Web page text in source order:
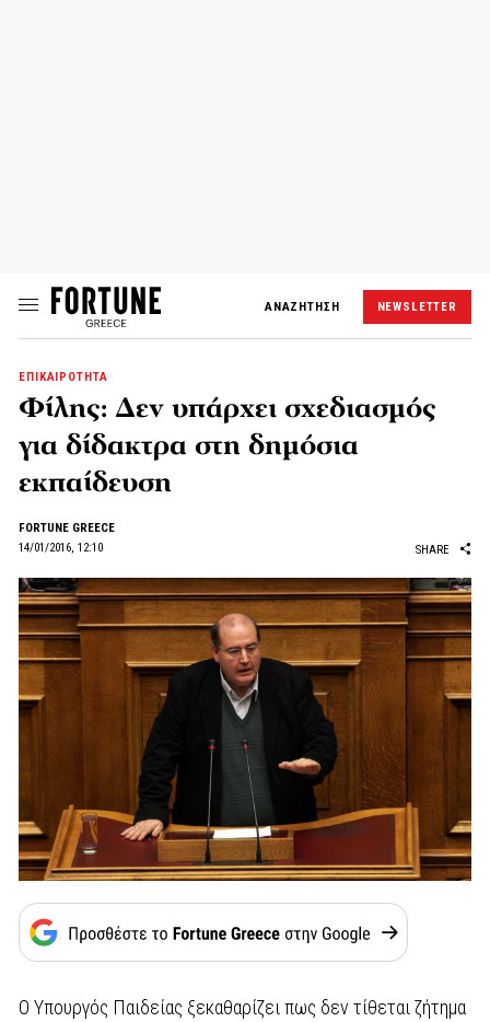
ΑΝΑΖΗΤΗΣΗ NEWSLETTER
ΕΠΙΚΑΙΡΟΤΗΤΑ
Φίλης: Δεν υπάρχει σχεδιασμός
για δίδακτρα στη δημόσια
εκπαίδευση
FORTUNE GREECE
14/01/2016, 12:10
SHARE
Ο Υπουργός Παιδείας ξεκαθαρίζει πως δεν τίθεται ζήτημα